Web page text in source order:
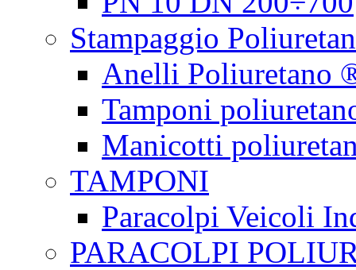
Stampaggio
Anelli Poliuretano
Tamponi
Manicotti
TAMPONI
Paracolpi Veicoli
PARACOLPI